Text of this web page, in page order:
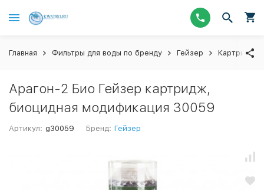
Главная Фильтры для воды по бренду Гейзер Картриджи
Арагон-2 Био Гейзер картридж,
биоцидная модификация 30059
Артикул: g30059 Бренд: Гейзер